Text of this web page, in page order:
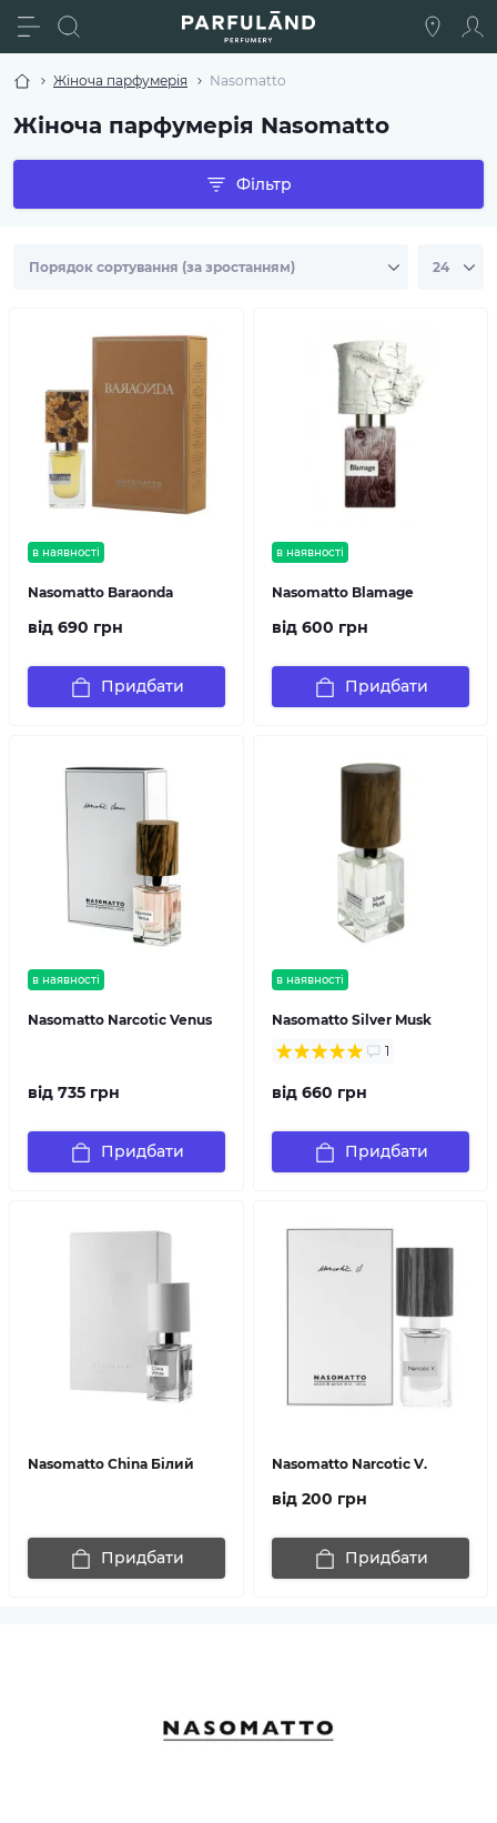
Жіноча парфумерія Nasomatto
Жіноча парфумерія Nasomatto
Фільтр
в наявності
Nasomatto Baraonda
від 690 грн
Придбати
в наявності
Nasomatto Blamage
від 600 грн
Придбати
в наявності
Nasomatto Narcotic Venus
від 735 грн
Придбати
в наявності
Nasomatto Silver Musk
1
від 660 грн
Придбати
Nasomatto China Білий
Придбати
Nasomatto Narcotic V.
від 200 грн
Придбати